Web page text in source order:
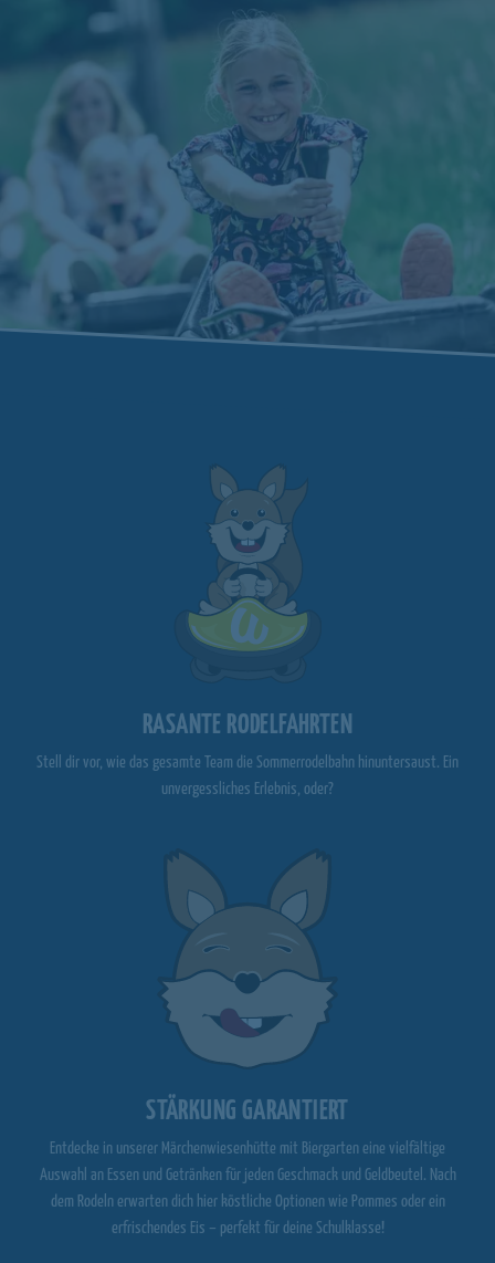
RASANTE RODELFAHRTEN
Stell dir vor, wie das gesamte Team die Sommerrodelbahn hinuntersaust. Ein
unvergessliches Erlebnis, oder?
STÄRKUNG GARANTIERT
Entdecke in unserer Märchenwiesenhütte mit Biergarten eine vielfältige
Auswahl an Essen und Getränken für jeden Geschmack und Geldbeutel. Nach
dem Rodeln erwarten dich hier köstliche Optionen wie Pommes oder ein
erfrischendes Eis – perfekt für deine Schulklasse!